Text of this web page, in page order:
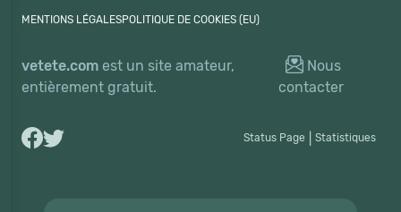
MENTIONS LÉGALESPOLITIQUE DE COOKIES (EU)
vetete.com est un site amateur,
entièrement gratuit.
Nous
contacter
Status Page Statistiques